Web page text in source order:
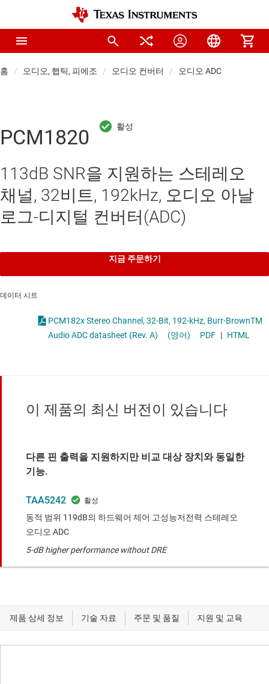
홈 오디오, 햅틱, 피에조 오디오 컨버터 오디오 ADC
PCM1820
113dB SNR을 지원하는 스테레오
채널, 32비트, 192kHz, 오디오 아날
로그-디지털 컨버터(ADC)
지금 주문하기
데이터 시트
PCM182x Stereo Channel, 32-Bit, 192-kHz, Burr-BrownTM
Audio ADC datasheet (Rev. A)
(영어) PDF | HTML
이 제품의 최신 버전이 있습니다
다른 핀 출력을 지원하지만 비교 대상 장치와 동일한
기능.
TAA5242
동적 범위 119dB의 하드웨어 제어 고성능저전력 스테레오
오디오 ADC
5-dB higher performance without DRE